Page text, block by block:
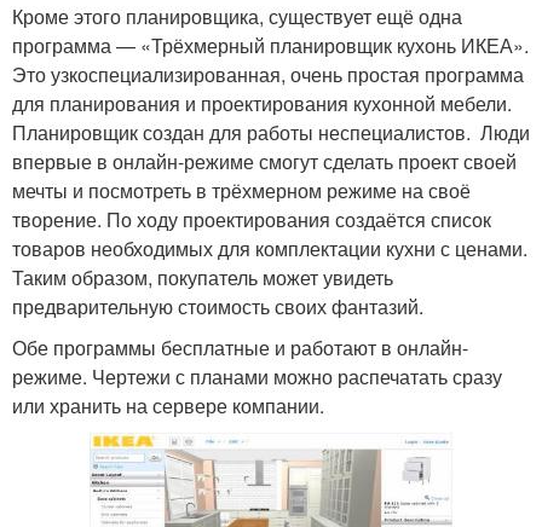
Кроме этого планировщика, существует ещё одна
программа — «Трёхмерный планировщик кухонь ИКЕА».
Это узкоспециализированная, очень простая программа
для планирования и проектирования кухонной мебели.
Планировщик создан для работы неспециалистов. Люди
впервые в онлайн-режиме смогут сделать проект своей
мечты и посмотреть в трёхмерном режиме на своё
творение. По ходу проектирования создаётся список
товаров необходимых для комплектации кухни с ценами.
Таким образом, покупатель может увидеть
предварительную стоимость своих фантазий.
Обе программы бесплатные и работают в онлайн-
режиме. Чертежи с планами можно распечатать сразу
или хранить на сервере компании.